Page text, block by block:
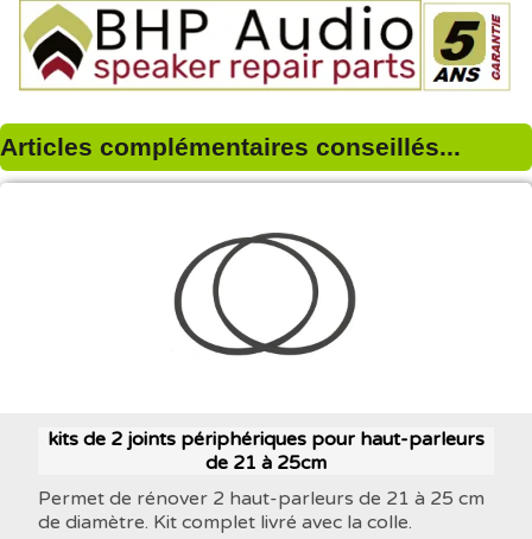
Articles complémentaires conseillés...
kits de 2 joints périphériques pour haut-parleurs
de 21 à 25cm
Permet de rénover 2 haut-parleurs de 21 à 25 cm
de diamètre. Kit complet livré avec la colle.